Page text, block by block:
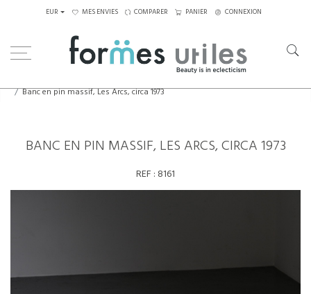
EUR MES ENVIES COMPARER PANIER CONNEXION
Banc en pin massif, Les Arcs, circa 1973
BANC EN PIN MASSIF, LES ARCS, CIRCA 1973
REF : 8161